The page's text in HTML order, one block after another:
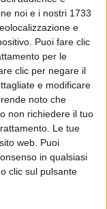
noi e i nostri 1733
e
Puoi fare clic
per le
clic per negare il
e modificare
noto che
non richiedere il tuo
Le tue
web. Puoi
in qualsiasi
clic sul pulsante
il successo